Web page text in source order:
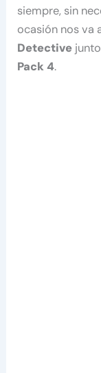
siempre, sin
ocasión nos va
Detective
Pack 4.